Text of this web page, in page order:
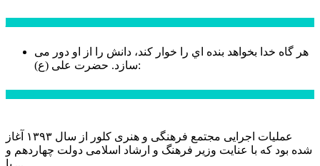
هر گاه خدا بخواهد بنده اي را خوار كند، دانش را از او دور می
سازد.حضرت علی (ع):
عملیات اجرایی مجتمع فرهنگی و هنری کلور از سال ۱۳۹۳ آغاز
شده بود که با عنایت وزیر فرهنگ و ارشاد اسلامی دولت چهاردهم و
با ...